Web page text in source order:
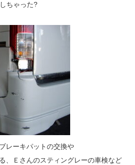
しちゃった?
レーキパットの交換や
、Ｅさんのスティングレーの車検など